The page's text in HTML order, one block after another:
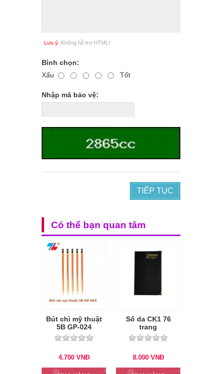
Lưu ý: Không hỗ trợ HTML!
Bình chọn:
Xấu
Tốt
Nhập mã bảo vệ:
TIẾP TỤC
Có thể bạn quan tâm
Bút chì mỹ thuật
5B GP-024
4.700 VNĐ
Sổ da CK1 76
trang
8.000 VNĐ